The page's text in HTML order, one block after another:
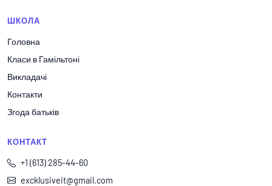
ШКОЛА
Головна
Класи в Гамільтоні
Викладачі
Контакти
Згода батьків
КОНТАКТ
+1 (613) 285-44-60
excklusiveit@gmail.com